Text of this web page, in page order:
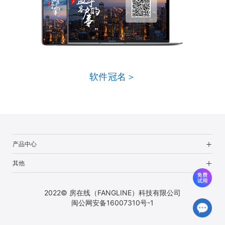
软件冠名＞
产品中心
其他
2022© 房在线（FANGLINE）科技有限公司
闽公网安备16007310号-1